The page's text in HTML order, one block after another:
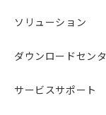
ソリューション
ダウンロードセンタ
サービスサポート